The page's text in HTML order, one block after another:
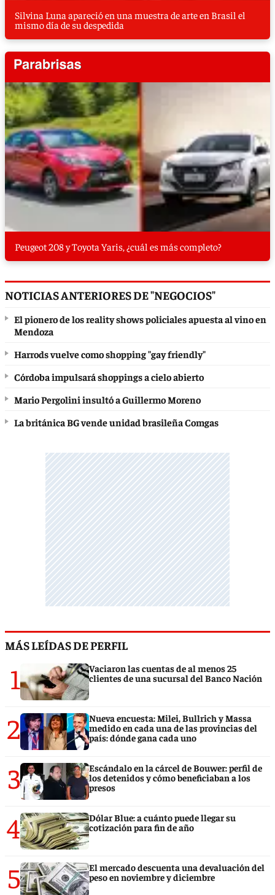
Silvina Luna apareció en una muestra de arte en Brasil el
mismo día de su despedida
Peugeot 208 y Toyota Yaris, ¿cuál es más completo?
NOTICIAS ANTERIORES DE "NEGOCIOS"
El pionero de los reality shows policiales apuesta al vino en
Mendoza
Harrods vuelve como shopping "gay friendly"
Córdoba impulsará shoppings a cielo abierto
Mario Pergolini insultó a Guillermo Moreno
La británica BG vende unidad brasileña Comgas
MÁS LEÍDAS DE PERFIL
1
Vaciaron las cuentas de al menos 25
clientes de una sucursal del Banco Nación
2
Nueva encuesta: Milei, Bullrich y Massa
medido en cada una de las provincias del
país: dónde gana cada uno
3
Escándalo en la cárcel de Bouwer: perfil de
los detenidos y cómo beneficiaban a los
presos
4
Dólar Blue: a cuánto puede llegar su
cotización para fin de año
5
El mercado descuenta una devaluación del
peso en noviembre y diciembre